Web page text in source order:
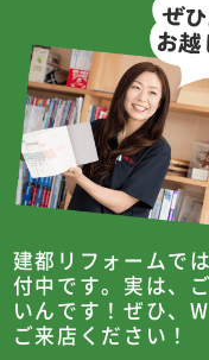
建都リフォームで
付中です。 実は、
いんです！ぜひ、
ご来店ください！